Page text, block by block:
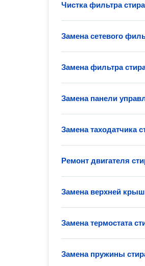
Чистка фильтра
Замена сетевого
Замена фильтра
Замена панели
Замена таходатчика
Ремонт двигателя
Замена верхней
Замена термостата
Замена пружины